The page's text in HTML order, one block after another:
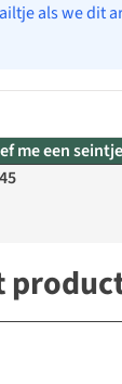
als we dit
me een seintje